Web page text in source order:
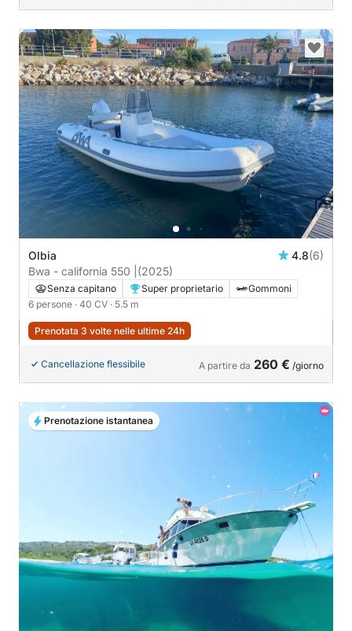
Olbia 4.8(6)
Bwa - california 550 | (2025)
Senza capitano Super proprietario
Gommoni
6 persone · 40 CV · 5.5 m
Prenotata 3 volte nelle ultime 24h
Cancellazione flessibile A partire da 260 € /giorno
Prenotazione istantanea